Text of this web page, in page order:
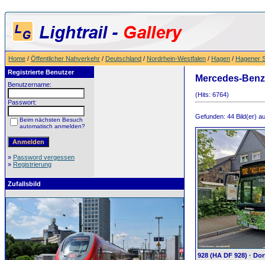
Home / Öffentlicher Nahverkehr / Deutschland / Nordrhein-Westfalen / Hagen / Hagener
Registrierte Benutzer
Benutzername:
Passwort:
Beim nächsten Besuch
automatisch anmelden?
» Password vergessen
» Registrierung
Zufallsbild
Mercedes-Benz
(Hits: 6764)
Gefunden: 44 Bild(er)
928 (HA DF 928) ·